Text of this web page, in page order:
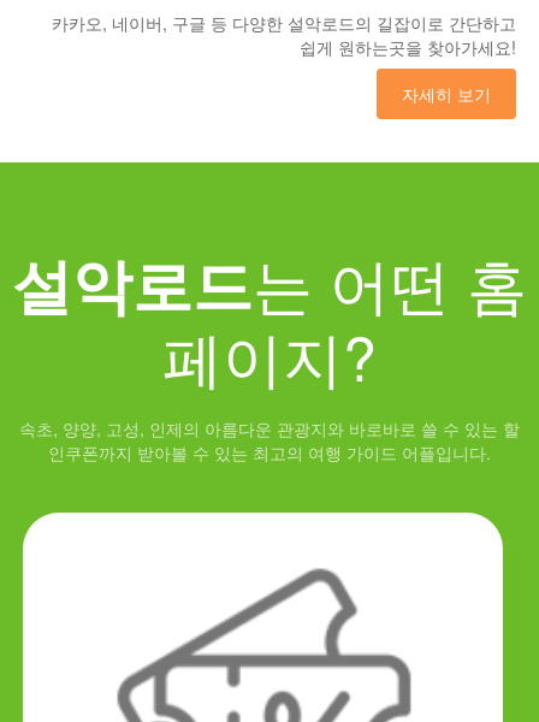
카카오, 네이버, 구글 등 다양한 설악로드의 길잡이로 간단하고
쉽게 원하는곳을 찾아가세요!
자세히 보기
설악로드는 어떤 홈
페이지?
속초, 양양, 고성, 인제의 아름다운 관광지와 바로바로 쓸 수 있는 할
인쿠폰까지 받아볼 수 있는 최고의 여행 가이드 어플입니다.